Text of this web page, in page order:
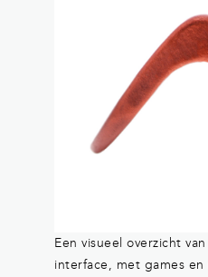
Een visueel overzicht
interface, met games